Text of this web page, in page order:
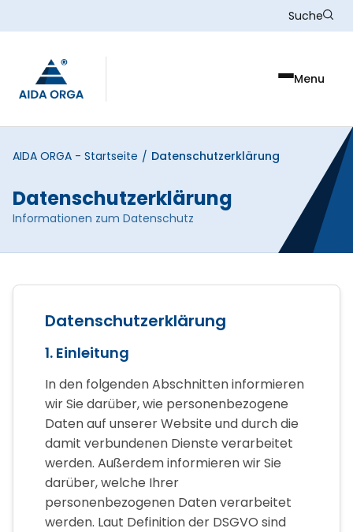
Suche
Menu
AIDA ORGA - Startseite / Datenschutzerklärung
Datenschutzerklärung
Informationen zum Datenschutz
Datenschutzerklärung
1. Einleitung
In den folgenden Abschnitten informieren
wir Sie darüber, wie personenbezogene
Daten auf unserer Website und durch die
damit verbundenen Dienste verarbeitet
werden. Außerdem informieren wir Sie
darüber, welche Ihrer
personenbezogenen Daten verarbeitet
werden. Laut Definition der DSGVO sind